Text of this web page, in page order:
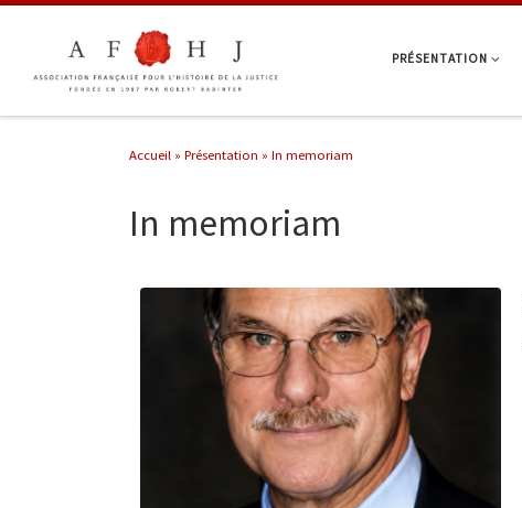
PRÉSENTATION
Accueil » Présentation » In memoriam
In memoriam